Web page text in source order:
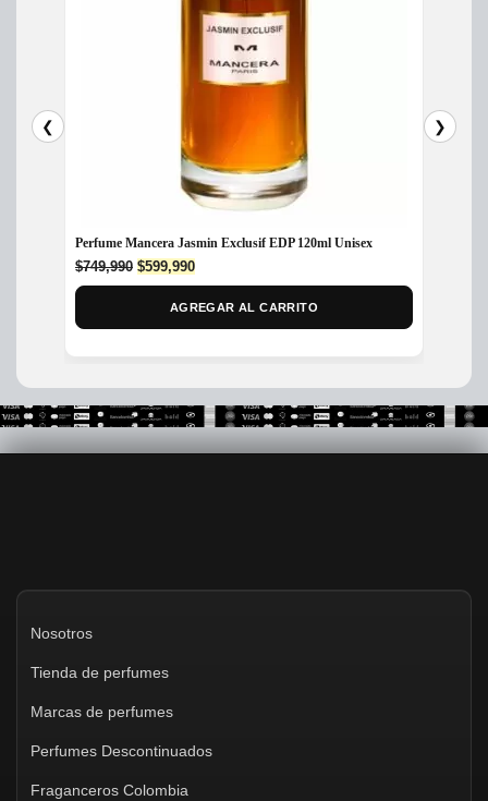
❮
Perfume Mancera Jasmin Exclusif EDP 120ml Unisex
$749,990 Original
price
$599,990Current
price
is:
AGREGAR AL CARRITO
❯
Nosotros
Tienda de perfumes
Marcas de perfumes
Perfumes Descontinuados
Fraganceros Colombia